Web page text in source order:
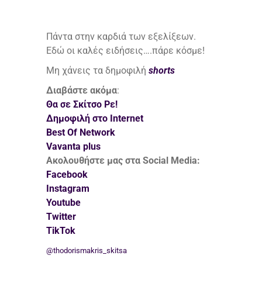
Πάντα στην καρδιά των εξελίξεων.
Εδώ οι καλές ειδήσεις….πάρε κόσμε!
Μη χάνεις τα δημοφιλή shorts
Διαβάστε ακόμα:
Θα σε Σκίτσο Ρε!
Δημοφιλή στο Internet
Best Of Network
Vavanta plus
Ακολουθήστε μας στα Social Media:
Facebook
Instagram
Youtube
Twitter
TikTok
@thodorismakris_skitsa